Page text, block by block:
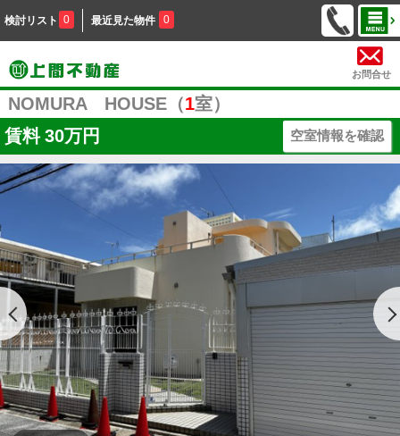
検討リスト 0 最近見た物件 0
お問合せ
NOMURA HOUSE（1室）
賃料 30万円 空室情報を確認